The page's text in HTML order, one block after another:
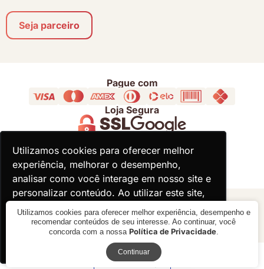
Utilizamos cookies para oferecer melhor
experiência, melhorar o desempenho,
analisar como você interage em nosso site e
personalizar conteúdo. Ao utilizar este site,
você concorda com o uso de cookies.
Utilizamos cookies para oferecer melhor
experiência, melhorar o desempenho,
analisar como você interage em nosso site e
personalizar conteúdo. Ao utilizar este site,
você concorda com o uso de cookies.
Receba novidades
Seja parceiro
Pague com
Loja Segura
Acompanhe
© 2000 - 2026 - Divina Haus - CNPJ: 18.930.821/0001-92
Utilizamos cookies para oferecer melhor experiência, desempenho e
recomendar conteúdos de seu interesse. Ao continuar, você
concorda com a nossa Política de Privacidade.
Continuar
Verificada por